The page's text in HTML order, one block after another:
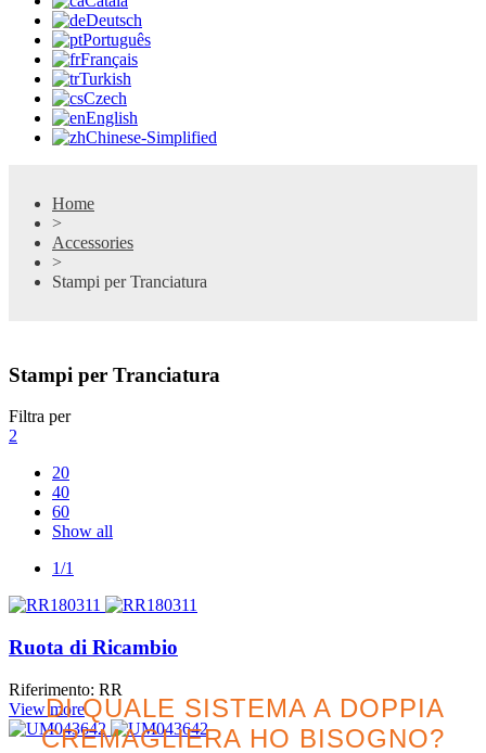
Deutsch
Português
Français
Turkish
Czech
English
Chinese-Simplified
Home
>
Accessories
>
Stampi per Tranciatura
Stampi per Tranciatura
Filtra per
2
20
40
60
Show all
1/1
Ruota di Ricambio
Riferimento: RR
View moreDI QUALE SISTEMA A DOPPIA
CREMAGLIERA HO BISOGNO?